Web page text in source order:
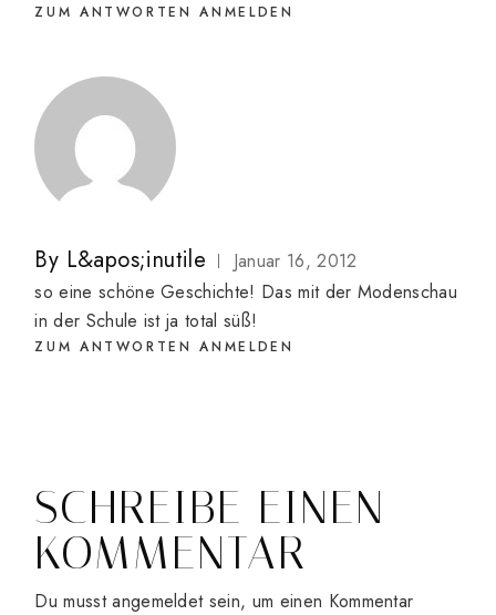
ZUM ANTWORTEN ANMELDEN
By L&apos;inutile
Januar 16, 2012
so eine schöne Geschichte! Das mit der Modenschau
in der Schule ist ja total süß!
ZUM ANTWORTEN ANMELDEN
SCHREIBE EINEN
KOMMENTAR
Du musstangemeldetsein, um einen Kommentar